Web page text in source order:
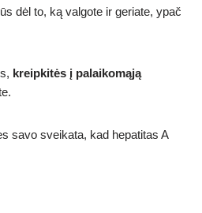
dėl to, ką valgote ir geriate, ypač
kreipkitės į palaikomąją
savo sveikata, kad hepatitas A